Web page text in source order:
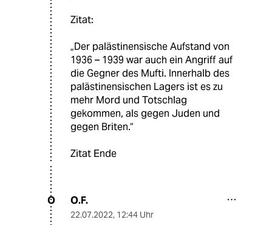
Zitat:
„Der palästinensische Aufstand von
1936 – 1939 war auch ein Angriff auf
die Gegner des Mufti. Innerhalb des
palästinensischen Lagers ist es zu
mehr Mord und Totschlag
gekommen, als gegen Juden und
gegen Briten.“
Zitat Ende
O O.F.
22.07.2022, 12:44 Uhr